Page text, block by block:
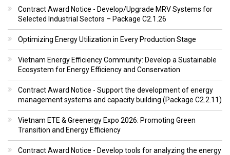
Contract Award Notice - Develop/Upgrade MRV Systems for
Selected Industrial Sectors – Package C2.1.26
Optimizing Energy Utilization in Every Production Stage
Vietnam Energy Efficiency Community: Develop a Sustainable
Ecosystem for Energy Efficiency and Conservation
Contract Award Notice - Support the development of energy
management systems and capacity building (Package C2.2.11)
Vietnam ETE & Greenergy Expo 2026: Promoting Green
Transition and Energy Efficiency
Contract Award Notice - Develop tools for analyzing the energy